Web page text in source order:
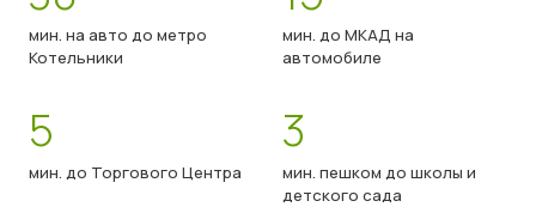
мин. на авто до метро
Котельники
мин. до МКАД на
автомобиле
5
мин. до Торгового Центра
3
мин. пешком до школы и
детского сада